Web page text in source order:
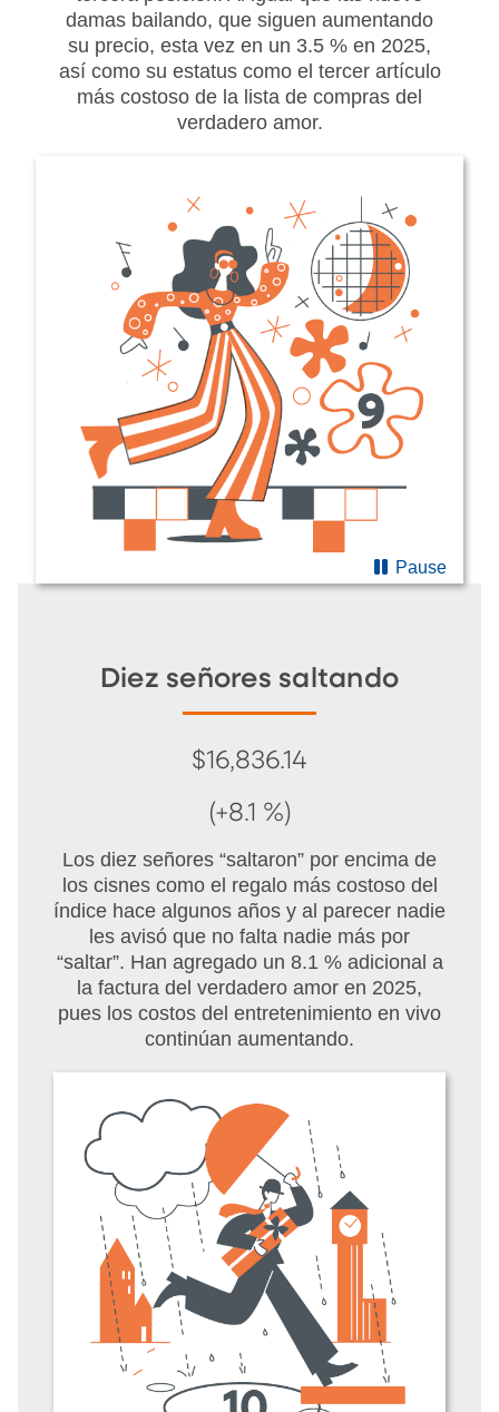
damas bailando, que siguen aumentando
su precio, esta vez en un 3.5 % en 2025,
así como su estatus como el tercer artículo
más costoso de la lista de compras del
verdadero amor.
Pause
Diez señores saltando
$16,836.14
(+8.1 %)
Los diez señores “saltaron” por encima de
los cisnes como el regalo más costoso del
índice hace algunos años y al parecer nadie
les avisó que no falta nadie más por
“saltar”. Han agregado un 8.1 % adicional a
la factura del verdadero amor en 2025,
pues los costos del entretenimiento en vivo
continúan aumentando.